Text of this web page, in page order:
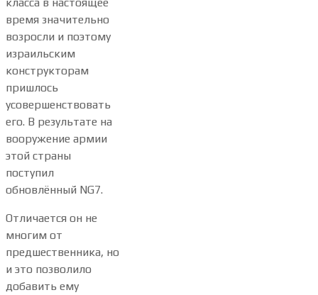
время значительно
возросли и поэтому
израильским
конструкторам
пришлось
усовершенствовать
его. В результате на
вооружение армии
этой страны
поступил
обновлённый NG7.
Отличается он не
многим от
предшественника, но
и это позволило
добавить ему